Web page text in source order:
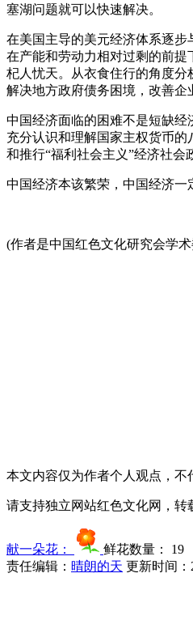
塞湖问题就可以快速解决。
在美国主导的美元经济体系逐步
在产能和劳动力相对过剩的前提
杞人忧天。
从衣食住行的角度
解决地方政府债务困境，改善企
中国经济面临的困难不是短缺经
充分认识和理解国家主权货币
和推行“福利社会主义”经济社
中国经济本该繁荣，中国经济一
(作者是中国红色文化研究会学
本文内容仅为作者个人观点，不
请支持独立网站红色文化网，转
献一朵花： 鲜花数量： 19
责任编辑： 晴朗的天 更新时间：